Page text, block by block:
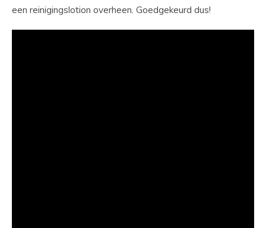
een reinigingslotion overheen. Goedgekeurd dus!